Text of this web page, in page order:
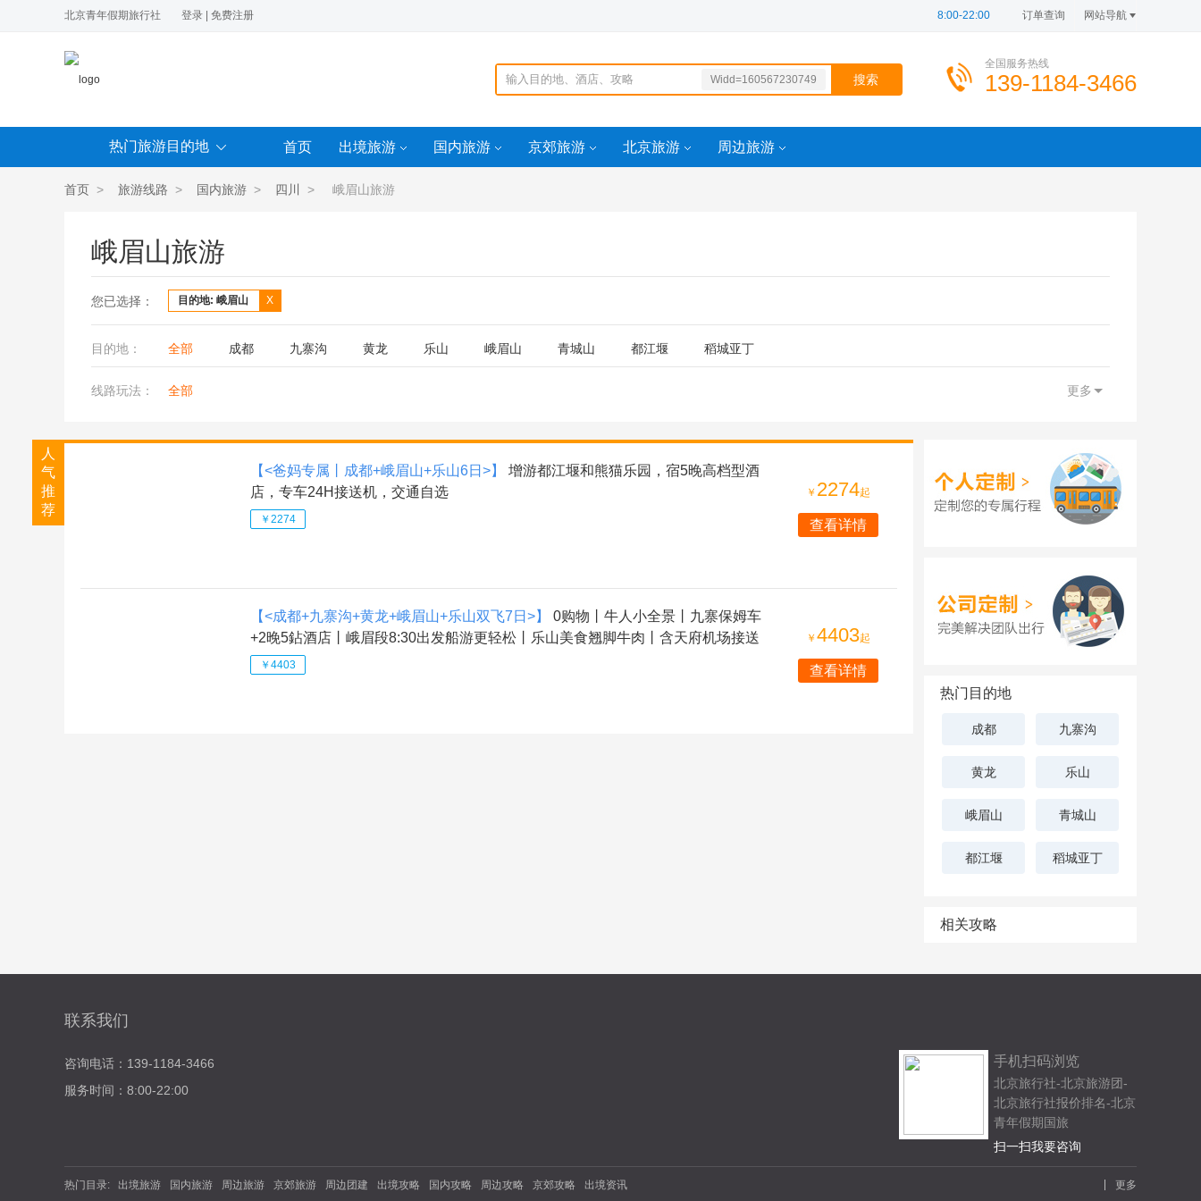
北京青年假期旅行社 登录 免费注册 8:00-22:00 订单查询 网站导航
Widd=160567230749
全国服务热线
139-1184-3466
热门旅游目的地 首页 出境旅游 国内旅游 京郊旅游 北京旅游 周边旅游
首页 > 旅游线路 > 国内旅游 > 四川 > 峨眉山旅游
峨眉山旅游
您已选择： 目的地: 峨眉山 X
目的地： 全部 成都 九寨沟 黄龙 乐山 峨眉山 青城山 都江堰 稻城亚丁
线路玩法： 全部 更多
人
气
推
荐
【<爸妈专属丨成都+峨眉山+乐山6日>】
增游都江堰和熊猫乐园，宿5晚高档型酒
店，专车24H接送机，交通自选
￥2274
￥ 2274起
查看详情
【<成都+九寨沟+黄龙+峨眉山+乐山双飞7日>】
0购物丨牛人小全景丨九寨保姆车
+2晚5鉆酒店丨峨眉段8:30出发船游更轻松丨乐山美食翘脚牛肉丨含天府机场接送
￥4403
￥ 4403起
查看详情
热门目的地
成都 九寨沟
黄龙 乐山
峨眉山 青城山
都江堰 稻城亚丁
相关攻略
联系我们
咨询电话：139-1184-3466
服务时间：8:00-22:00
手机扫码浏览
北京旅行社-北京旅游团-
北京旅行社报价排名-北京
青年假期国旅
扫一扫我要咨询
热门目录: 出境旅游 国内旅游 周边旅游 京郊旅游 周边团建 出境攻略 国内攻略 周边攻略 京郊攻略 出境资讯 更多